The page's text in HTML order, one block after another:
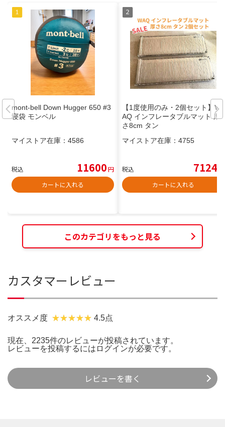
mont-bell Down Hugger 650 #3
寝袋 モンベル
マイストア在庫： 4586
税込 11600円
カートに入れる
【1度使用のみ・2個セット】W
AQ インフレータブルマット 厚
さ8cm タン
マイストア在庫： 4755
税込 7124
カートに入れる
このカテゴリをもっと見る
カスタマーレビュー
オススメ度 4.5点
現在、2235件のレビューが投稿されています。
レビューを投稿するには ログインが必要です。
レビューを書く